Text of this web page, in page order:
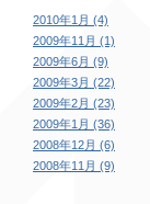
2010年1月 (4)
2009年11月 (1)
2009年6月 (9)
2009年3月 (22)
2009年2月 (23)
2009年1月 (36)
2008年12月 (6)
2008年11月 (9)